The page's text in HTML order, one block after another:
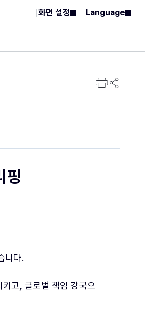
화면 설정 Language
열
프린트공유하기
핑
니다.
고, 글로벌 책임 강국으